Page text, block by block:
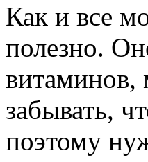
Как и все
полезно.
витаминов,
забывать,
поэтому